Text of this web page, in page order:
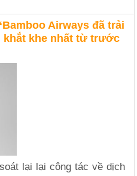
Airways đã trải
khắt khe nhất từ trước
lại lại công tác về dịch